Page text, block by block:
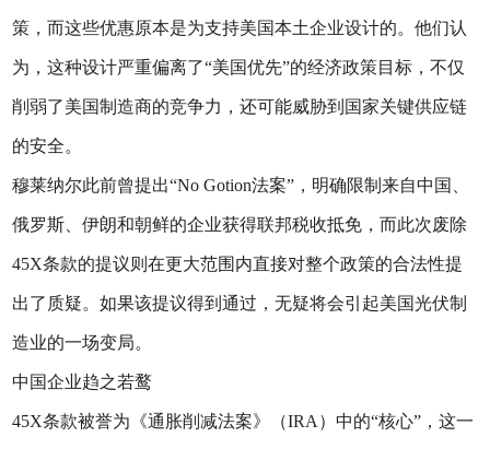
策，而这些优惠原本是为支持美国本土企业设计的。他们认
为，这种设计严重偏离了“美国优先”的经济政策目标，不仅
削弱了美国制造商的竞争力，还可能威胁到国家关键供应链
的安全。
穆莱纳尔此前曾提出“No Gotion法案”，明确限制来自中国、
俄罗斯、伊朗和朝鲜的企业获得联邦税收抵免，而此次废除
45X条款的提议则在更大范围内直接对整个政策的合法性提
出了质疑。如果该提议得到通过，无疑将会引起美国光伏制
造业的一场变局。
中国企业趋之若鹜
45X条款被誉为《通胀削减法案》（IRA）中的“核心”，这一